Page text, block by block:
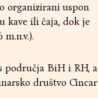
organizirani uspon
kave ili čaja, dok je
područja BiH i RH, a
društvo Cincar